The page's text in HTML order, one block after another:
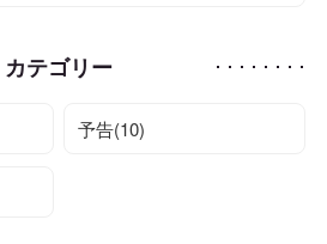
カテゴリー
予告(10)